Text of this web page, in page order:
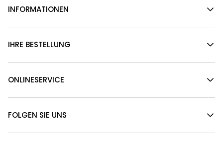
INFORMATIONEN
IHRE BESTELLUNG
ONLINESERVICE
FOLGEN SIE UNS